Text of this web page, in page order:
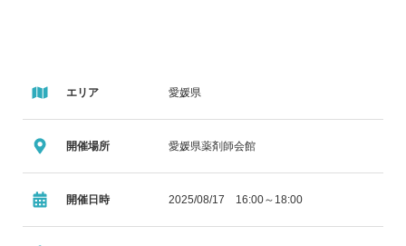
エリア 愛媛県
開催場所 愛媛県薬剤師会館
開催日時 2025/08/17 16:00～18:00